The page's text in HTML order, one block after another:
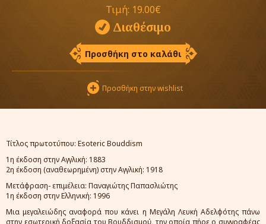
Τιμή: 19.00€
Διαθέσιμο
Προσθήκη στο καλάθι
Προσθήκη στην wishlist
Τίτλος πρωτοτύπου: Esoteric Bouddism
1η έκδοση στην Αγγλική: 1883
2η έκδοση (αναθεωρημένη) στην Αγγλική: 1918
Μετάφραση- επιμέλεια: Παναγιώτης Παπασλιώτης
1η έκδοση στην Ελληνική: 1996
Μια μεγαλειώδης αναφορά που κάνει η Μεγάλη Λευκή Αδελφότης πάνω
στην εσωτερική δοξασία του Βουδδισμού, την οποία πήρε ο συγγραφέας